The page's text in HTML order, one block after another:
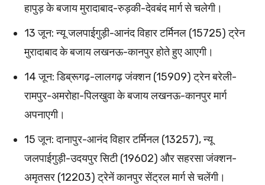
हापुड़ के बजाय मुरादाबाद-रुड़की-देवबंद मार्ग से चलेगी।
13 जून: न्यू जलपाईगुड़ी-आनंद विहार टर्मिनल (15725) ट्रेन
मुरादाबाद के बजाय लखनऊ-कानपुर होते हुए आएगी।
14 जून: डिब्रूगढ़-लालगढ़ जंक्शन (15909) ट्रेन बरेली-
रामपुर-अमरोहा-पिलखुवा के बजाय लखनऊ-कानपुर मार्ग
अपनाएगी।
15 जून: दानापुर-आनंद विहार टर्मिनल (13257), न्यू
जलपाईगुड़ी-उदयपुर सिटी (19602) और सहरसा जंक्शन-
अमृतसर (12203) ट्रेनें कानपुर सेंट्रल मार्ग से चलेंगी।